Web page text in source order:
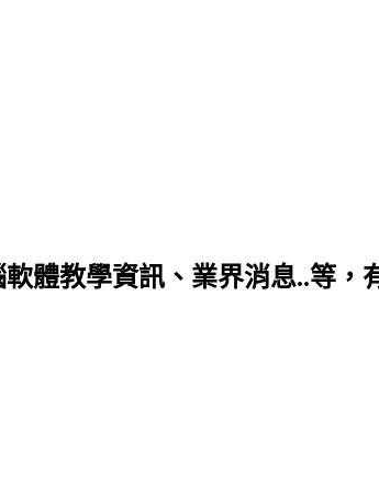
體教學資訊、業界消息..等